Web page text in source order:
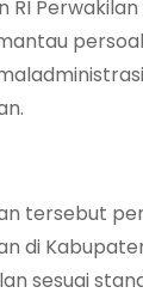
Perwakilan
tersebut
di
sesuai